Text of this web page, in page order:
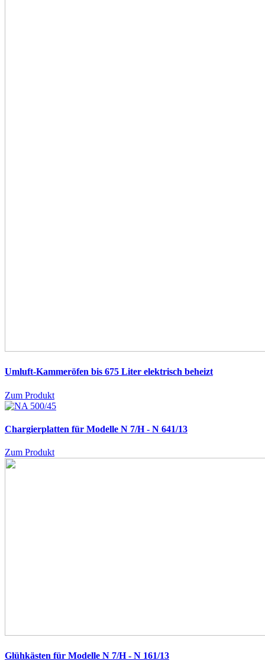
Umluft-Kammeröfen bis 675 Liter elektrisch beheizt
Zum Produkt
Chargierplatten für Modelle N 7/H - N 641/13
Zum Produkt
Glühkästen für Modelle N 7/H - N 161/13